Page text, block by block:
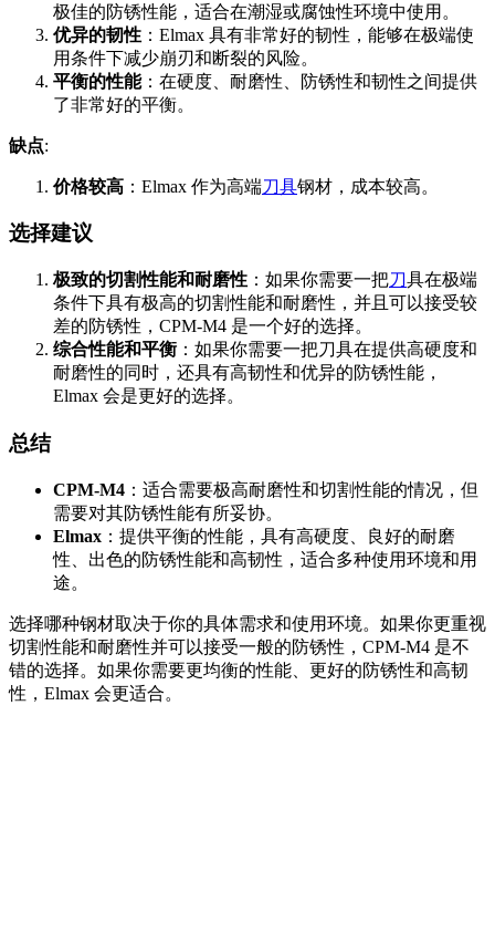
极佳的防锈性能，适合在潮湿或腐蚀性环境中使用。
优异的韧性 ：Elmax 具有非常好的韧性，能够在极端使
用条件下减少崩刃和断裂的风险。
平衡的性能：在硬度、耐磨性、防锈性和韧性之间提供
了非常好的平衡。
缺点:
价格较高 ：Elmax 作为高端刀具钢材，成本较高。
选择建议
极致的切割性能和耐磨性 ：如果你需要一把刀具在极端
条件下具有极高的切割性能和耐磨性，并且可以接受较
差的防锈性，CPM-M4 是一个好的选择。
综合性能和平衡 ：如果你需要一把刀具在提供高硬度和
耐磨性的同时，还具有高韧性和优异的防锈性能，
Elmax 会是更好的选择。
总结
CPM-M4 ：适合需要极高耐磨性和切割性能的情况，但
需要对其防锈性能有所妥协。
Elmax ：提供平衡的性能，具有高硬度、良好的耐磨
性、出色的防锈性能和高韧性，适合多种使用环境和用
途。
选择哪种钢材取决于你的具体需求和使用环境。如果你更重视
切割性能和耐磨性并可以接受一般的防锈性，CPM-M4 是不
错的选择。如果你需要更均衡的性能、更好的防锈性和高韧
性，Elmax 会更适合。